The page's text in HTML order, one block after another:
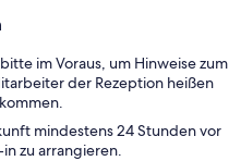
im Voraus, um Hinweise zum
der Rezeption heißen
mindestens 24 Stunden vor
zu arrangieren.